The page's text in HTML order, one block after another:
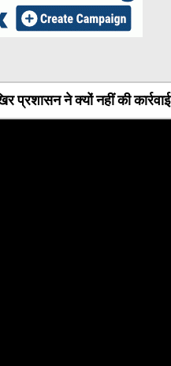
ने क्यों नहीं की कार्रवाई